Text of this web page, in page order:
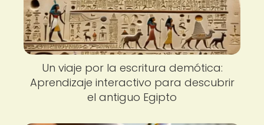
Un viaje por la escritura demótica:
Aprendizaje interactivo para descubrir
el antiguo Egipto